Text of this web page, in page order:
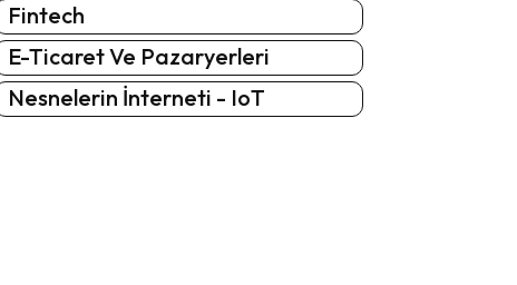
Fintech
E-Ticaret Ve Pazaryerleri
Nesnelerin İnterneti - IoT